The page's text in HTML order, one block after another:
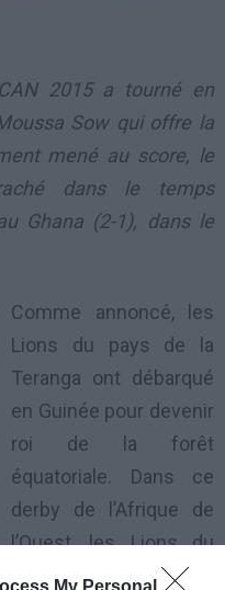
My Personal
2015 a tourné en
Sow qui offre la
mené au score, le
dans le temps
Ghana (2-1), dans le
Comme annoncé, les
Lions du pays de la
Teranga ont débarqué
en Guinée pour devenir
roi de la forêt
équatoriale. Dans ce
derby de l’Afrique de
l’Ouest, les Lions du
tout au long